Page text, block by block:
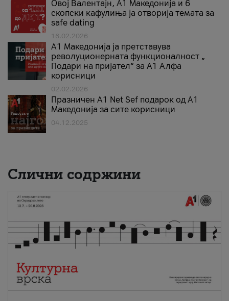
Овој Валентајн, A1 Македонија и 6
скопски кафулиња ја отворија темата за
safe dating
16.02.2026
А1 Македонија ја претставува
револуционерната функционалност „
Подари на пријател“ за А1 Алфа
корисници
02.02.2026
Празничен A1 Net Sеf подарок од А1
Македонија за сите корисници
04.12.2025
Слични содржини